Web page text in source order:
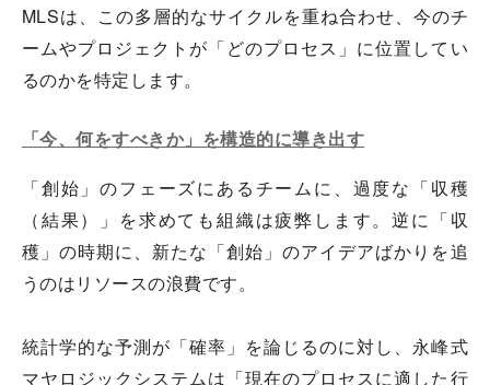
MLSは、この多層的なサイクルを重ね合わせ、今のチ
ームやプロジェクトが「どのプロセス」に位置してい
るのかを特定します。
「今、何をすべきか」を構造的に導き出す
「創始」のフェーズにあるチームに、過度な「収穫
（結果）」を求めても組織は疲弊します。逆に「収
穫」の時期に、新たな「創始」のアイデアばかりを追
うのはリソースの浪費です。
統計学的な予測が「確率」を論じるのに対し、永峰式
マヤロジックシステムは「現在のプロセスに適した行